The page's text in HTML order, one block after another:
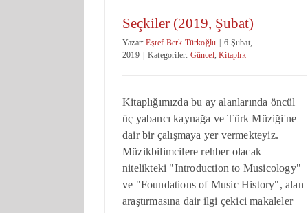
Seçkiler (2019, Şubat)
Yazar:Eşref Berk Türkoğlu | 6 Şubat,
2019 | Kategoriler: Güncel,Kitaplık
Kitaplığımızda bu ay alanlarında öncül
üç yabancı kaynağa ve Türk Müziği'ne
dair bir çalışmaya yer vermekteyiz.
Müzikbilimcilere rehber olacak
nitelikteki "Introduction to Musicology"
ve "Foundations of Music History", alan
araştırmasına dair ilgi çekici makaleler